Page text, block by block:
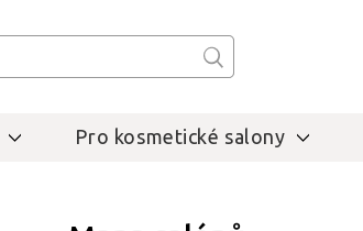
Pro kosmetické salony